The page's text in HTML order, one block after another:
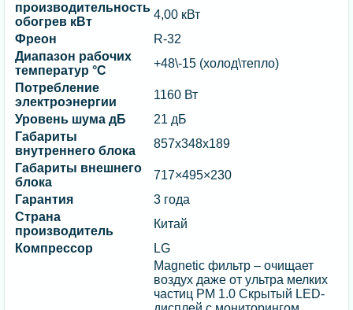
производительность
обогрев кВт
4,00 кВт
Фреон
R-32
Диапазон рабочих
температур °C
+48\-15 (холод\тепло)
Потребление
электроэнергии
1160 Вт
Уровень шума дБ
21 дБ
Габариты
внутреннего блока
857x348x189
Габариты внешнего
блока
717×495×230
Гарантия
3 года
Страна
производитель
Китай
Компрессор
LG
Magnetic фильтр – очищает
воздух даже от ультра мелких
частиц PM 1.0 Скрытый LED-